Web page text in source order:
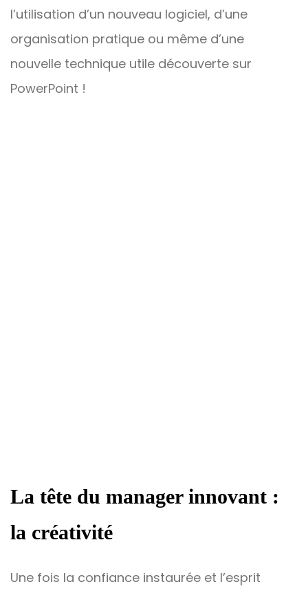
l’utilisation d’un nouveau logiciel, d’une
organisation pratique ou même d’une
nouvelle technique utile découverte sur
PowerPoint !
La tête du manager innovant :
la créativité
Une fois la confiance instaurée et l’esprit